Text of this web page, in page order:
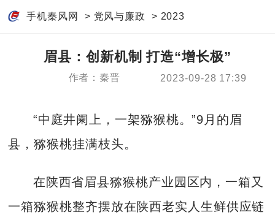
手机秦风网 > 党风与廉政 > 2023
眉县：创新机制 打造“增长极”
作者：秦晋 2023-09-28 17:39
“中庭井阑上，一架猕猴桃。”9月的眉
县，猕猴桃挂满枝头。
在陕西省眉县猕猴桃产业园区内，一箱又
一箱猕猴桃整齐摆放在陕西老实人生鲜供应链